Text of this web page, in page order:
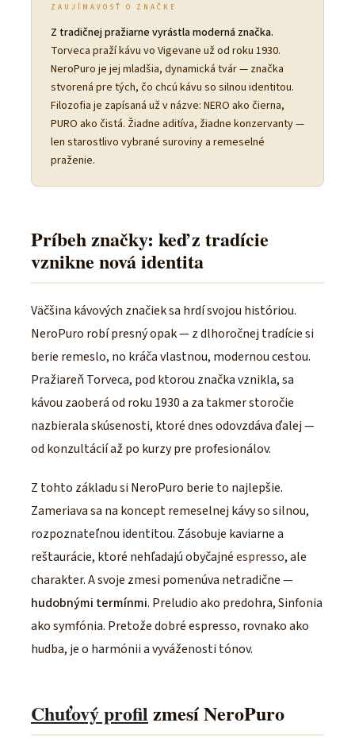
ZAUJÍMAVOSŤ O ZNAČKE
Z tradičnej pražiarne vyrástla moderná značka.
Torveca praží kávu vo Vigevane už od roku 1930.
NeroPuro je jej mladšia, dynamická tvár — značka
stvorená pre tých, čo chcú kávu so silnou identitou.
Filozofia je zapísaná už v názve: NERO ako čierna,
PURO ako čistá. Žiadne aditíva, žiadne konzervanty —
len starostlivo vybrané suroviny a remeselné
praženie.
Príbeh značky: keď z tradície
vznikne nová identita
Väčšina kávových značiek sa hrdí svojou históriou.
NeroPuro robí presný opak — z dlhoročnej tradície si
berie remeslo, no kráča vlastnou, modernou cestou.
Pražiareň Torveca, pod ktorou značka vznikla, sa
kávou zaoberá od roku 1930 a za takmer storočie
nazbierala skúsenosti, ktoré dnes odovzdáva ďalej —
od konzultácií až po kurzy pre profesionálov.
Z tohto základu si NeroPuro berie to najlepšie.
Zameriava sa na koncept remeselnej kávy so silnou,
rozpoznateľnou identitou. Zásobuje kaviarne a
reštaurácie, ktoré nehľadajú obyčajnéespresso, ale
charakter. A svoje zmesi pomenúva netradične —
hudobnými termínmi. Preludio ako predohra, Sinfonia
ako symfónia. Pretože dobré espresso, rovnako ako
hudba, je o harmónii a vyváženosti tónov.
Chuťový profil zmesí NeroPuro